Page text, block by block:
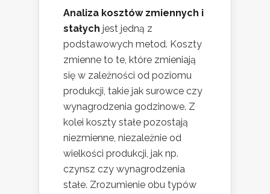
Analiza kosztów zmiennych i
stałych jest jedną z
podstawowych metod. Koszty
zmienne to te, które zmieniają
się w zależności od poziomu
produkcji, takie jak surowce czy
wynagrodzenia godzinowe. Z
kolei koszty stałe pozostają
niezmienne, niezależnie od
wielkości produkcji, jak np.
czynsz czy wynagrodzenia
stałe. Zrozumienie obu typów